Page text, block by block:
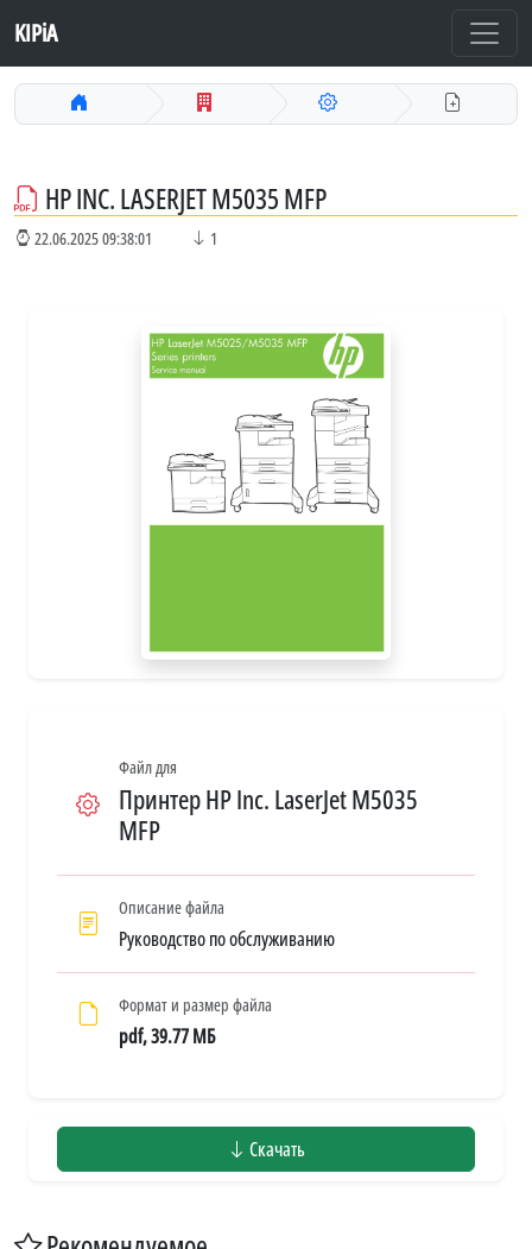
KIPiA
HP INC. LASERJET M5035 MFP
22.06.2025 09:38:01 1
Файл для
Принтер HP Inc. LaserJet M5035
MFP
Описание файла
Руководство по обслуживанию
Формат и размер файла
pdf, 39.77 МБ
Скачать